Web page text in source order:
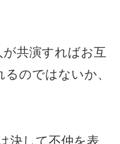
共演すればお互
のではないか、
決して不仲を表